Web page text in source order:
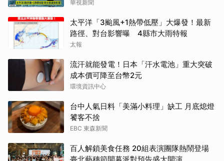
華視新聞
太平洋「3颱風+1熱帶低壓」大爆發！最新
路徑、對台影響曝 4縣市大雨特報
太報
流汗就能發電！日本「汗水電池」重大突破
成本價可降至台幣2元
環境資訊中心
台中人氣日料「美滿小料理」缺工 月底熄燈
饕客不捨
EBC 東森新聞
百人解鎖美食任務 20組表演團隊熱鬧登場